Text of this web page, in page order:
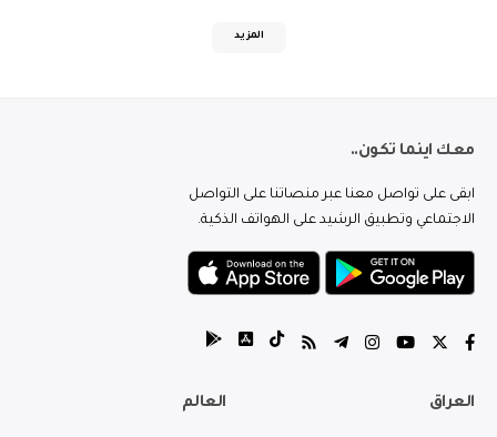
المزيد
معك اينما تكون..
ابقى على تواصل معنا عبر منصاتنا على التواصل
الاجتماعي وتطبيق الرشيد على الهواتف الذكية.
العراق العالم